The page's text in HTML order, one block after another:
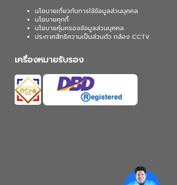
นโยบายเกี่ยวกับการใช้ข้อมูลส่วนบุคคล
นโยบายคุกกี้
นโยบายคุ้มครองข้อมูลส่วนบุคคล
ประกาศสิทธิความเป็นส่วนตัว กล้อง CCTV
เครื่องหมายรับรอง